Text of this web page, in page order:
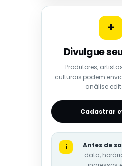
+
Divulgue
Produtores,
culturais podem
análise
Cadastrar
i Antes de
data,